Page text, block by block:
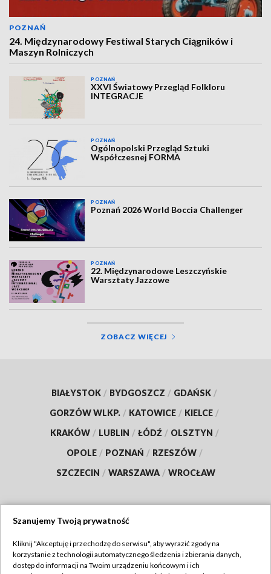
POZNAŃ
24. Międzynarodowy Festiwal Starych Ciągników i
Maszyn Rolniczych
POZNAŃ
XXVI Światowy Przegląd Folkloru
INTEGRACJE
POZNAŃ
Ogólnopolski Przegląd Sztuki
Współczesnej FORMA
POZNAŃ
Poznań 2026 World Boccia Challenger
POZNAŃ
22. Międzynarodowe Leszczyńskie
Warsztaty Jazzowe
ZOBACZ WIĘCEJ
BIAŁYSTOK / BYDGOSZCZ / GDAŃSK /
GORZÓW WLKP. / KATOWICE / KIELCE /
KRAKÓW / LUBLIN / ŁÓDŹ / OLSZTYN /
OPOLE / POZNAŃ / RZESZÓW /
SZCZECIN / WARSZAWA / WROCŁAW
TVP
Szanujemy Twoją prywatność
Kliknij "Akceptuję i przechodzę do serwisu", aby wyrazić zgody na
korzystanie z technologii automatycznego śledzenia i zbierania danych,
dostęp do informacji na Twoim urządzeniu końcowym i ich